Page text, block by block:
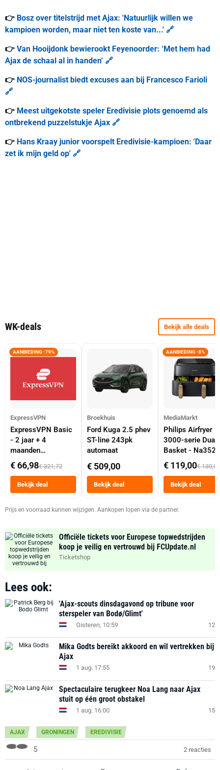
👉 Bosz over titelstrijd met Ajax: 'Natuurlijk willen we
kampioen worden, maar niet ten koste van...' 🔗
👉 Van Hooijdonk bewierookt Feyenoorder: ‘Met hem had
Ajax de schaal al in handen’ 🔗
👉 NOS-journalist biedt excuses aan bij Francesco Farioli
🔗
👉 Meest uitgekotste speler Eredivisie plots genoemd als
ontbrekend puzzelstukje Ajax 🔗
👉 Hans Kraay junior voorspelt Eredivisie-kampioen: 'Daar
zet ik mijn geld op' 🔗
WK-deals Bekijk alle deals
AANBIEDING -79%
ExpressVPN
ExpressVPN Basic
- 2 jaar + 4
maanden
abonnement
€ 66,98€ 321,72
Bekijk deal
Broekhuis
Ford Kuga 2.5 phev
ST-line 243pk
automaat
€ 509,00
Bekijk deal
AANBIEDING -8%
MediaMarkt
Philips Airfryer
3000-serie Dual
Basket -
Dubbele Mand 9
Tot 6 Personen
Heteluchtfriteuse
Zwart
€ 119,00€ 130,00
Bekijk deal
Prijs en voorraad kunnen wijzigen. Aankopen lopen via de partner.
Officiële tickets voor Europese topwedstrijden
koop je veilig en vertrouwd bij FCUpdate.nl
Ticketshop
Lees ook:
'Ajax-scouts dinsdagavond op tribune voor
sterspeler van Bodø/Glimt'
Gisteren, 10:59 12
Mika Godts bereikt akkoord en wil vertrekken bij
Ajax
1 aug. 17:55 19
Spectaculaire terugkeer Noa Lang naar Ajax
stuit op één groot obstakel
1 aug. 16:00 15
AJAX GRONINGEN EREDIVISIE
5 2 reacties